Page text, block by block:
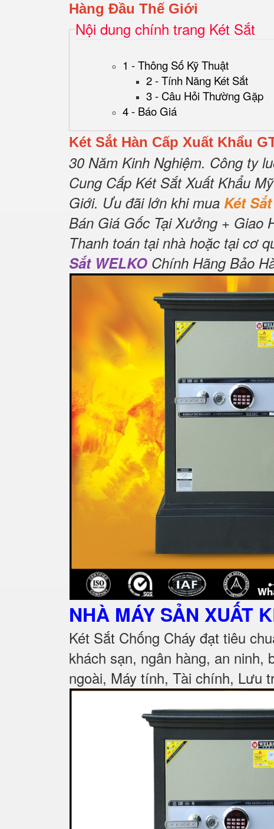
Hàng Đầu Thế Giới
Nội dung chính trang Két Sắt
1 - Thông Số Kỹ Thuật
2 - Tính Năng Két Sắt
3 - Câu Hỏi Thường Gặp
4 - Báo Giá
Két Sắt Hàn Cấp Xuất Khẩu
30 Năm Kinh Nghiệm. Công ty
Cung Cấp Két Sắt Xuất Khẩu
Giới. Ưu đãi lớn khi mua Két
Bán Giá Gốc Tại Xưởng + Giao
Thanh toán tại nhà hoặc tại cơ
Sắt WELKO Chính Hãng Bảo
NHÀ MÁY SẢN XUẤT
Két Sắt Chống Cháy đạt tiêu
khách sạn, ngân hàng, an
ngoài, Máy tính, Tài chính, Lưu